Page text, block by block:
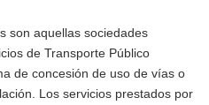
son aquellas sociedades
de Transporte Público
de concesión de uso de vías o
Los servicios prestados por